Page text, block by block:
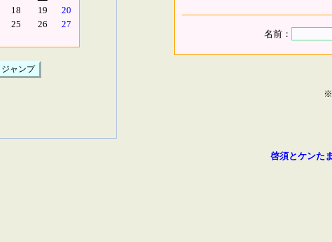
18 19
20
25 26
27
名前：
※
啓須とケンたま